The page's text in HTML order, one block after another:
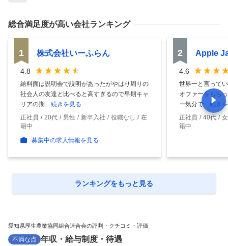
総合満足度が高い会社ランキング
1 株式会社いーふらん
4.8
給料面は説明会で説明があったがやはり周りの
社会人の友達と比べると高すぎるので早期キャ
リアの期…続きを見る
正社員
20代 男性 新卒入社 役職なし
在
籍中
募集中の求人情報を見る
2 Apple
4.6
世界一と言って
オファーをもら
ー気分で…続き
正社員
40代
籍中
ランキングをもっと見る
愛知県厚生農業協同組合連合会の評判・クチコミ・評価
不満な点 年収・給与制度・待遇